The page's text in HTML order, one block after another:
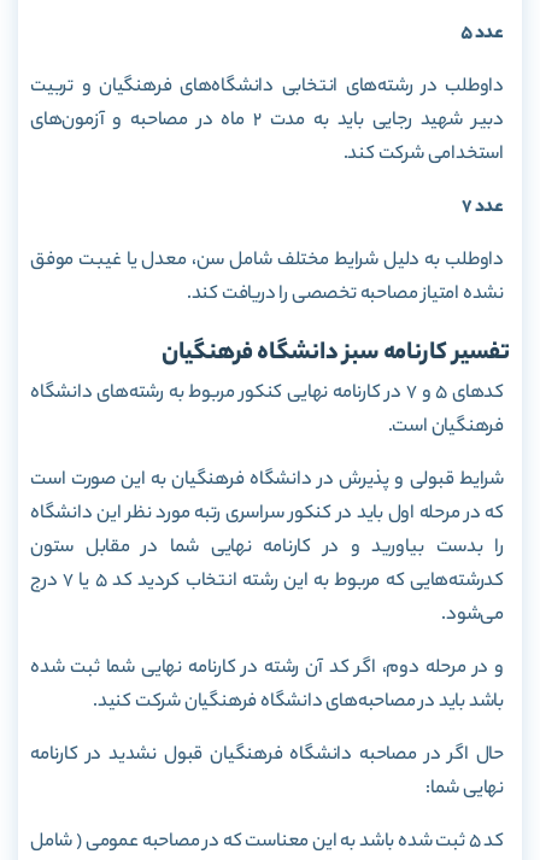
عدد 5
داوطلب در رشته‌های انتخابی دانشگاه‌های فرهنگیان و تربیت
دبیر شهید رجایی باید به مدت 2 ماه در مصاحبه و آزمون‌های
استخدامی شرکت کند.
عدد 7
داوطلب به دلیل شرایط مختلف شامل سن، معدل یا غیبت موفق
نشده امتیاز مصاحبه تخصصی را دریافت کند.
تفسیر کارنامه سبز دانشگاه فرهنگیان
کدهای 5 و 7 در کارنامه نهایی کنکور مربوط به رشته‌های دانشگاه
فرهنگیان است.
شرایط قبولی و پذیرش در دانشگاه فرهنگیان به این صورت است
که در مرحله اول باید در کنکور سراسری رتبه مورد نظر این دانشگاه
را بدست بیاورید و در کارنامه نهایی شما در مقابل ستون
کدرشته‌هایی که مربوط به این رشته انتخاب کردید کد 5 یا 7 درج
می‌شود.
و در مرحله دوم، اگر کد آن رشته در کارنامه نهایی شما ثبت شده
باشد باید در مصاحبه‌های دانشگاه فرهنگیان شرکت کنید.
حال اگر در مصاحبه دانشگاه فرهنگیان قبول نشدید در کارنامه
نهایی شما:
کد 5 ثبت شده باشد به این معناست که در مصاحبه عمومی ( شامل